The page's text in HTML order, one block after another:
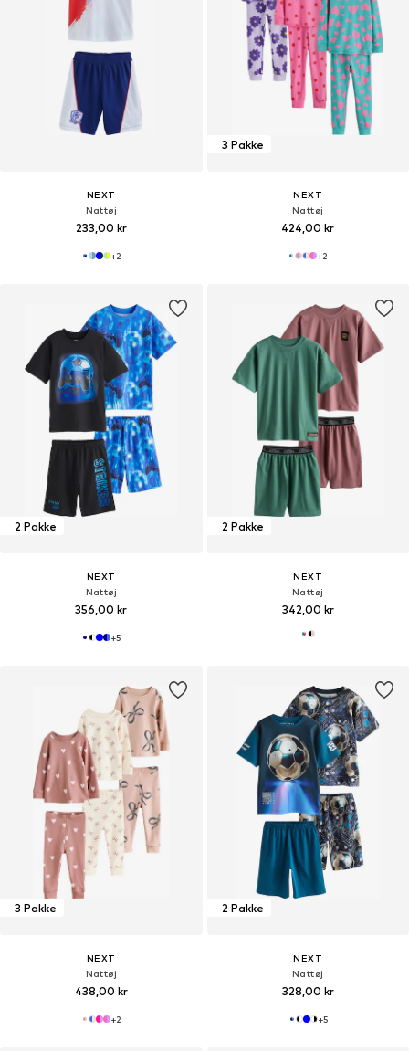
NEXT
Nattøj
233,00 kr
+2
3 Pakke
NEXT
Nattøj
424,00 kr
+2
2 Pakke
NEXT
Nattøj
356,00 kr
+5
2 Pakke
NEXT
Nattøj
342,00 kr
3 Pakke
NEXT
Nattøj
438,00 kr
+2
2 Pakke
NEXT
Nattøj
328,00 kr
+5